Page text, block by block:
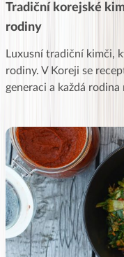
Tradiční korejské
rodiny
Luxusní tradiční kimči,
rodiny. V Koreji se
generaci a každá rodina